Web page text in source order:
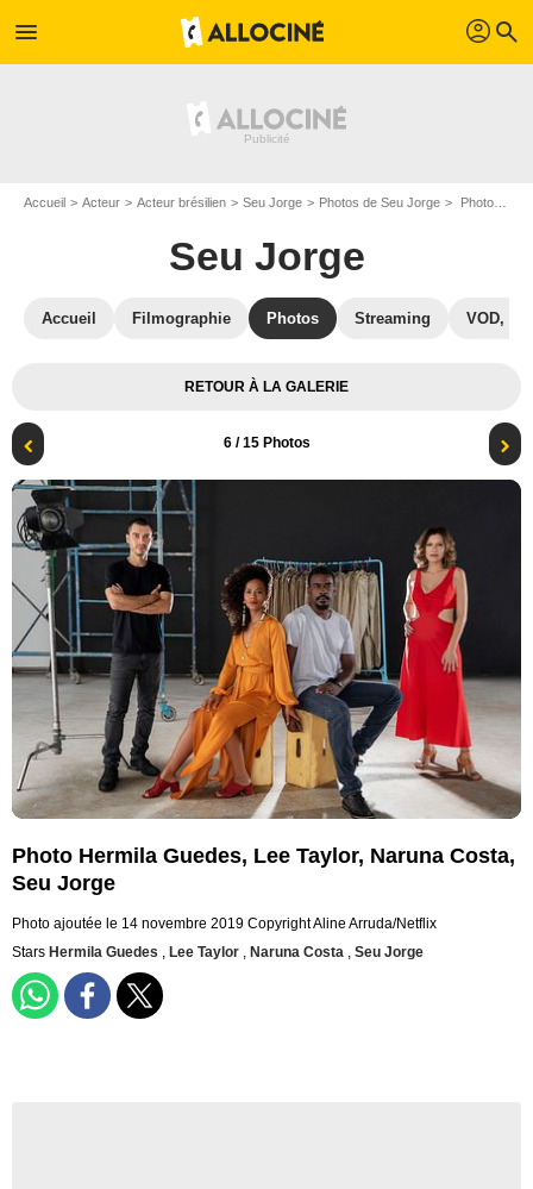
menu profil search
Accueil Acteur Acteur brésilien Seu Jorge Photos de Seu Jorge Photo Hermila Guedes, Lee Taylor, Naruna Costa, Seu Jorge
Seu Jorge
Accueil Filmographie Photos Streaming VOD,
RETOUR À LA GALERIE
6/ 15 Photos
Photo Hermila Guedes, Lee Taylor, Naruna Costa,
Seu Jorge
Photo ajoutée le 14 novembre 2019 Copyright Aline Arruda/Netflix
Stars Hermila Guedes , Lee Taylor , Naruna Costa , Seu Jorge